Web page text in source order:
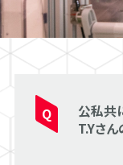
公私共
T.Yさ